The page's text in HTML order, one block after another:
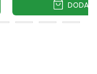
DODAJ